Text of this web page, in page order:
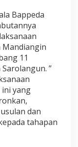
Bappeda
Mandiangin
11
”
yang
dan
tahapan